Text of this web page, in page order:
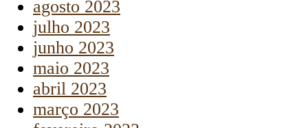
agosto 2023
julho 2023
junho 2023
maio 2023
abril 2023
março 2023